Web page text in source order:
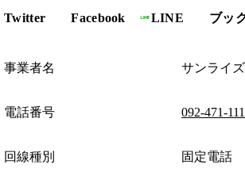
Twitter Facebook LINE ブッ
事業者名 サンライ
電話番号 092-471-
回線種別 固定電話